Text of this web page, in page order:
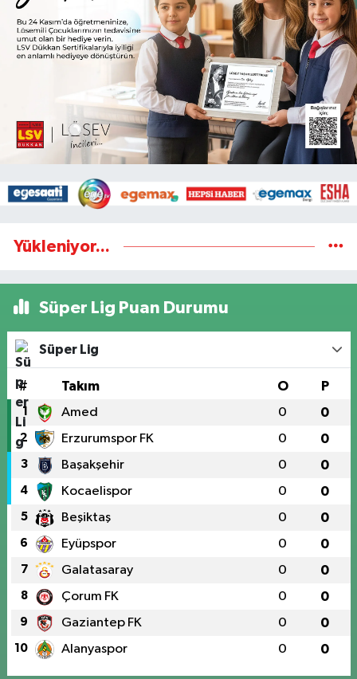
Yükleniyor...
Süper Lig Puan Durumu
Süper Lig
# Takım O P
1 Amed 0 0
2 Erzurumspor FK 0 0
3 Başakşehir 0 0
4 Kocaelispor 0 0
5 Beşiktaş 0 0
6 Eyüpspor 0 0
7 Galatasaray 0 0
8 Çorum FK 0 0
9 Gaziantep FK 0 0
10 Alanyaspor 0 0